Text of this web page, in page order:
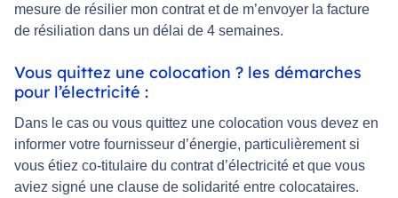
mesure de résilier mon contrat et de m’envoyer la facture
de résiliation dans un délai de 4 semaines.
Vous quittez une colocation ? les démarches
pour l’électricité :
Dans le cas ou vous quittez une colocation vous devez en
informer votre fournisseur d’énergie, particulièrement si
vous étiez co-titulaire du contrat d’électricité et que vous
aviez signé une clause de solidarité entre colocataires.